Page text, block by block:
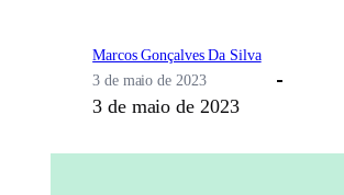
Marcos Gonçalves Da Silva
3 de maio de 2023
3 de maio de 2023